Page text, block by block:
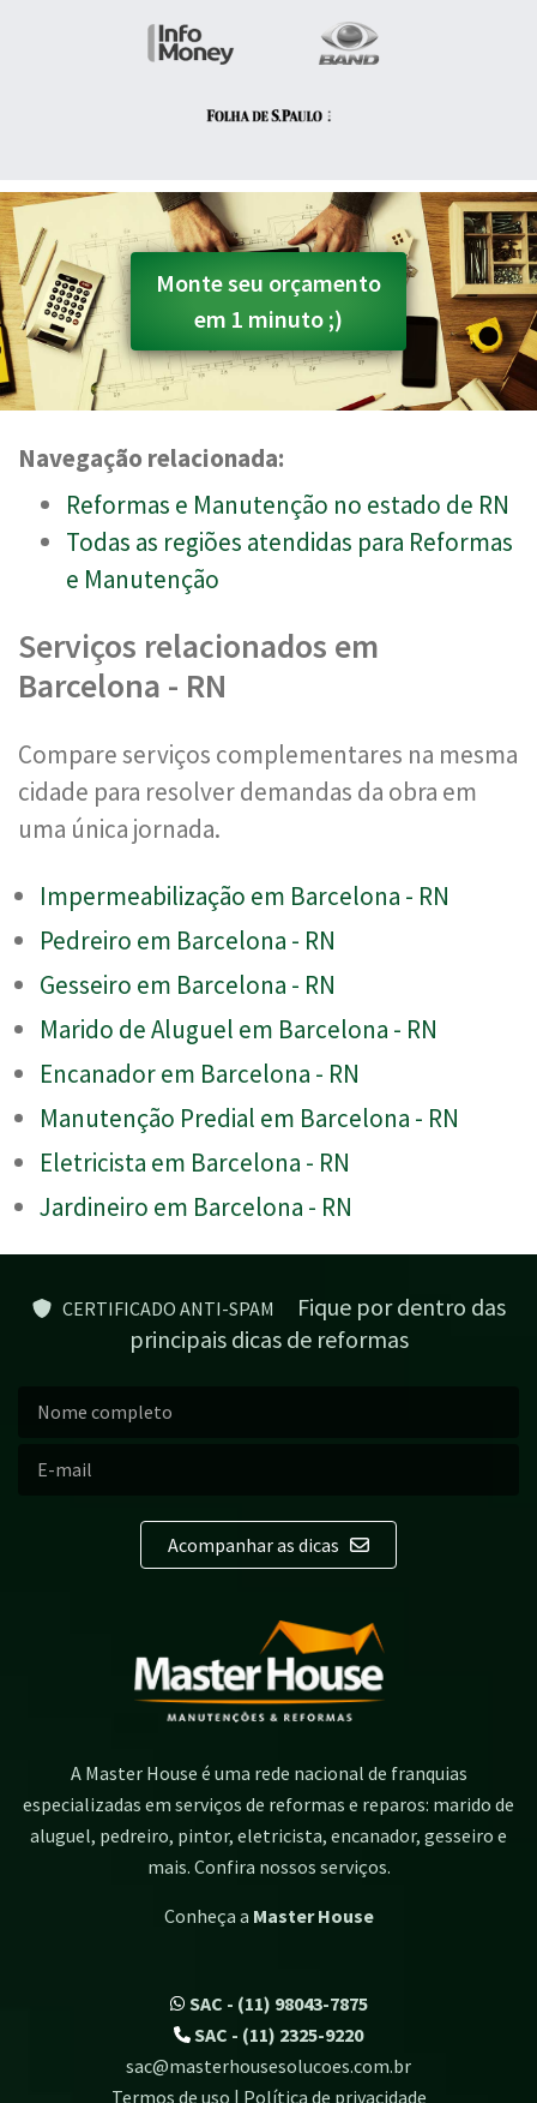
Monte seu orçamento
em 1 minuto ;)
Navegação relacionada:
Reformas e Manutenção no estado de RN
Todas as regiões atendidas para Reformas
e Manutenção
Serviços relacionados em
Barcelona - RN
Compare serviços complementares na mesma
cidade para resolver demandas da obra em
uma única jornada.
Impermeabilização em Barcelona - RN
Pedreiro em Barcelona - RN
Gesseiro em Barcelona - RN
Marido de Aluguel em Barcelona - RN
Encanador em Barcelona - RN
Manutenção Predial em Barcelona - RN
Eletricista em Barcelona - RN
Jardineiro em Barcelona - RN
CERTIFICADO ANTI-SPAM
Fique por dentro das
principais dicas de reformas
Acompanhar as dicas
A Master House é uma rede nacional de franquias
especializadas em serviços de reformas e reparos: marido de
aluguel, pedreiro, pintor, eletricista, encanador, gesseiro e
mais. Confira nossos serviços.
Conheça a Master House
SAC - (11) 98043-7875
SAC - (11) 2325-9220
sac@masterhousesolucoes.com.br
Termos de uso | Política de privacidade